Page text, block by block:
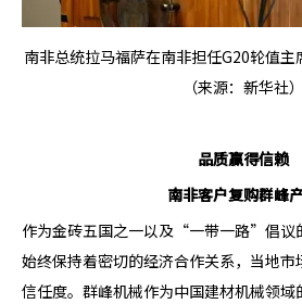
南非总统拉马福萨在南非担任G20轮值
（来源：新华社）
品质赢得信赖
南非客户复购群峰
作为金砖五国之一以及“一带一路”倡议
始终保持着密切的经济合作关系，当地
信任度。群峰机械作为中国建材机械领